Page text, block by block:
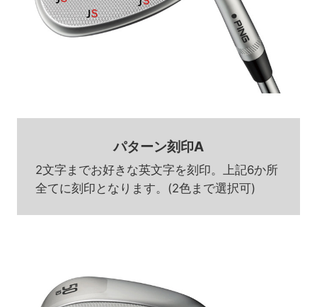
パターン刻印A
2文字までお好きな英文字を刻印。上記6か所
全てに刻印となります。(2色まで選択可)